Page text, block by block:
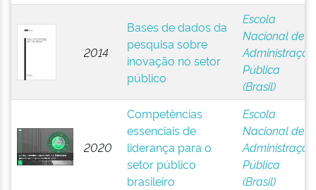
2014
Bases de dados da
pesquisa sobre
inovação no setor
público
Escola
Nacional de
Administração
Pública
(Brasil)
2020
Competências
essenciais de
liderança para o
setor público
brasileiro
Escola
Nacional de
Administração
Pública
(Brasil)